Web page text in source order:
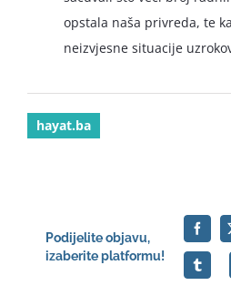
opstala naša privreda, te
neizvjesne situacije
hayat.ba
Podijelite objavu,
izaberite platformu!